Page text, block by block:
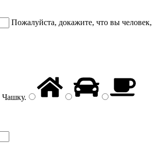
Пожалуйста, докажите, что вы человек,
Чашку.